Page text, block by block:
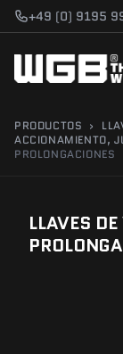
Saltar al+49 (0) 9195
PRODUCTOS ›
ACCIONAMIENTO,
PROLONGACIONES
LLAVES